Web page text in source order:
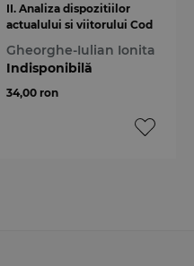
II. Analiza dispozitiilor
actualului si viitorului Cod
Gheorghe-Iulian Ionita
Indisponibilă
34,00 ron